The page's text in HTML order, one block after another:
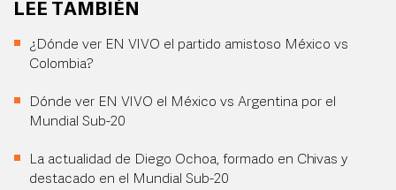
LEE TAMBIÉN
¿Dónde ver EN VIVO el partido amistoso México vs
Colombia?
Dónde ver EN VIVO el México vs Argentina por el
Mundial Sub-20
La actualidad de Diego Ochoa, formado en Chivas y
destacado en el Mundial Sub-20